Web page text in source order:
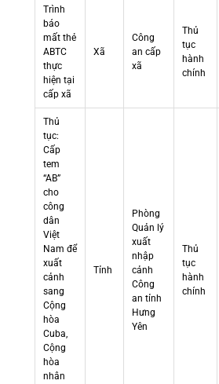
Trình
báo
mất thẻ
ABTC
thực
hiện tại
cấp xã
Xã
Công
an cấp
xã
Thủ
tục
hành
chính
Thủ
tục:
Cấp
tem
“AB”
cho
công
dân
Việt
Nam để
xuất
cảnh
sang
Cộng
hòa
Cuba,
Cộng
hòa
nhân
Tỉnh
Phòng
Quản lý
xuất
nhập
cảnh
Công
an tỉnh
Hưng
Yên
Thủ
tục
hành
chính